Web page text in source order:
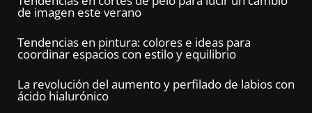
de imagen este verano
Tendencias en pintura: colores e ideas para
coordinar espacios con estilo y equilibrio
La revolución del aumento y perfilado de labios con
ácido hialurónico